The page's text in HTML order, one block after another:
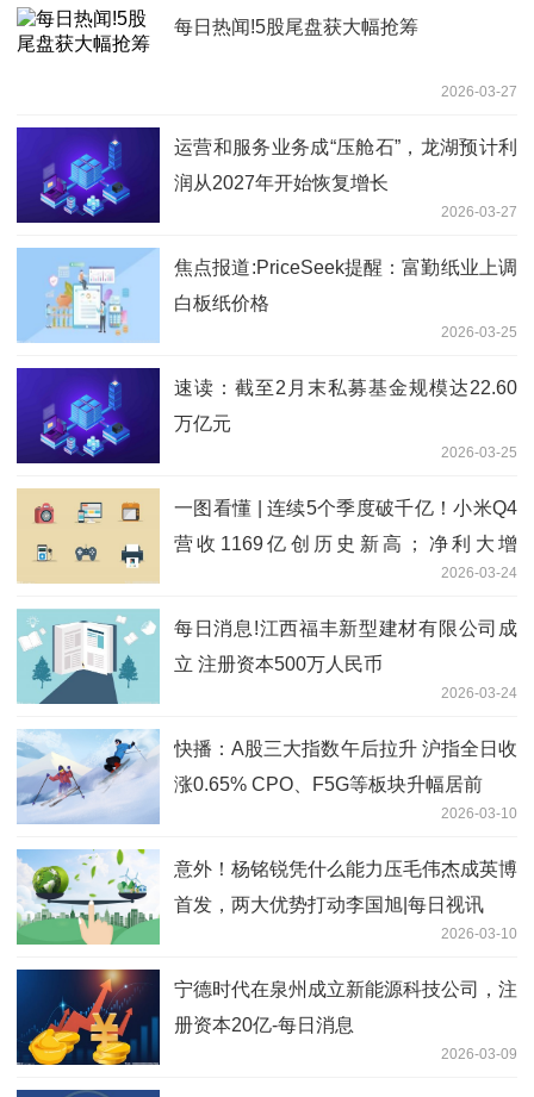
每日热闻!5股尾盘获大幅抢筹
2026-03-27
运营和服务业务成“压舱石”，龙湖预计利
润从2027年开始恢复增长
2026-03-27
焦点报道:PriceSeek提醒：富勤纸业上调
白板纸价格
2026-03-25
速读：截至2月末私募基金规模达22.60
万亿元
2026-03-25
一图看懂 | 连续5个季度破千亿！小米Q4
营收1169亿创历史新高；净利大增
2026-03-24
每日消息!江西福丰新型建材有限公司成
立 注册资本500万人民币
2026-03-24
快播：A股三大指数午后拉升 沪指全日收
涨0.65% CPO、F5G等板块升幅居前
2026-03-10
意外！杨铭锐凭什么能力压毛伟杰成英博
首发，两大优势打动李国旭|每日视讯
2026-03-10
宁德时代在泉州成立新能源科技公司，注
册资本20亿-每日消息
2026-03-09